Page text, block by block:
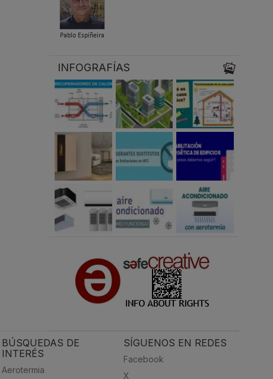
Pablo Espiñeira
INFOGRAFÍAS
BÚSQUEDAS DE
INTERÉS
Aerotermia
SÍGUENOS EN REDES
Facebook
X